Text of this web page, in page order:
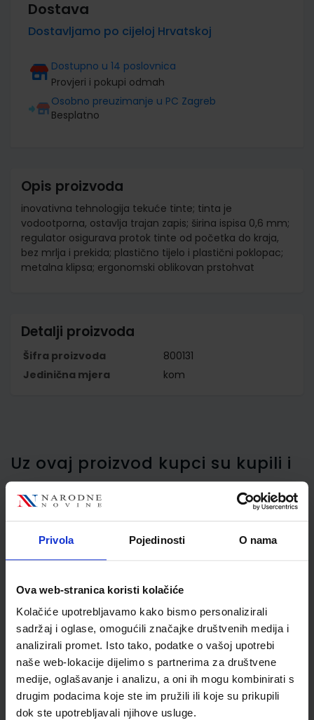
Privola Pojedinosti O nama
Ova web-stranica koristi kolačiće
Kolačiće upotrebljavamo kako bismo personalizirali
sadržaj i oglase, omogućili značajke društvenih medija i
analizirali promet. Isto tako, podatke o vašoj upotrebi
naše web-lokacije dijelimo s partnerima za društvene
medije, oglašavanje i analizu, a oni ih mogu kombinirati s
drugim podacima koje ste im pružili ili koje su prikupili
dok ste upotrebljavali njihove usluge.
Dostava
Dostavljamo po cijeloj Hrvatskoj
Dostupno u 14 poslovnica
Provjeri i pokupi odmah
Osobno preuzimanje u PC Zagreb
Besplatno
Opis proizvoda
inovativna tehnologija tekuće tinte; tinta je
vodootporna, ostavlja trajan zapis; širina ispisa 0,6 mm;
regulator osigurava protok tinte od početka do kraja,
bez mrlja i prekida; plastično tijelo i plastični poklopac;
metalna klipsa; ergonomski oblikovan prstohvat
Detalji proizvoda
Šifra proizvoda
800131
Jedinična mjera
kom
Uz ovaj proizvod kupci su kupili i
ovo…
Korektor traka Edigs,